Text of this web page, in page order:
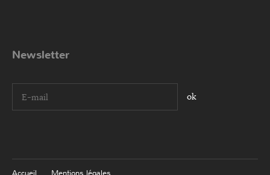
Newsletter
I agree terms and conditions.*
Accueil Mentions légales